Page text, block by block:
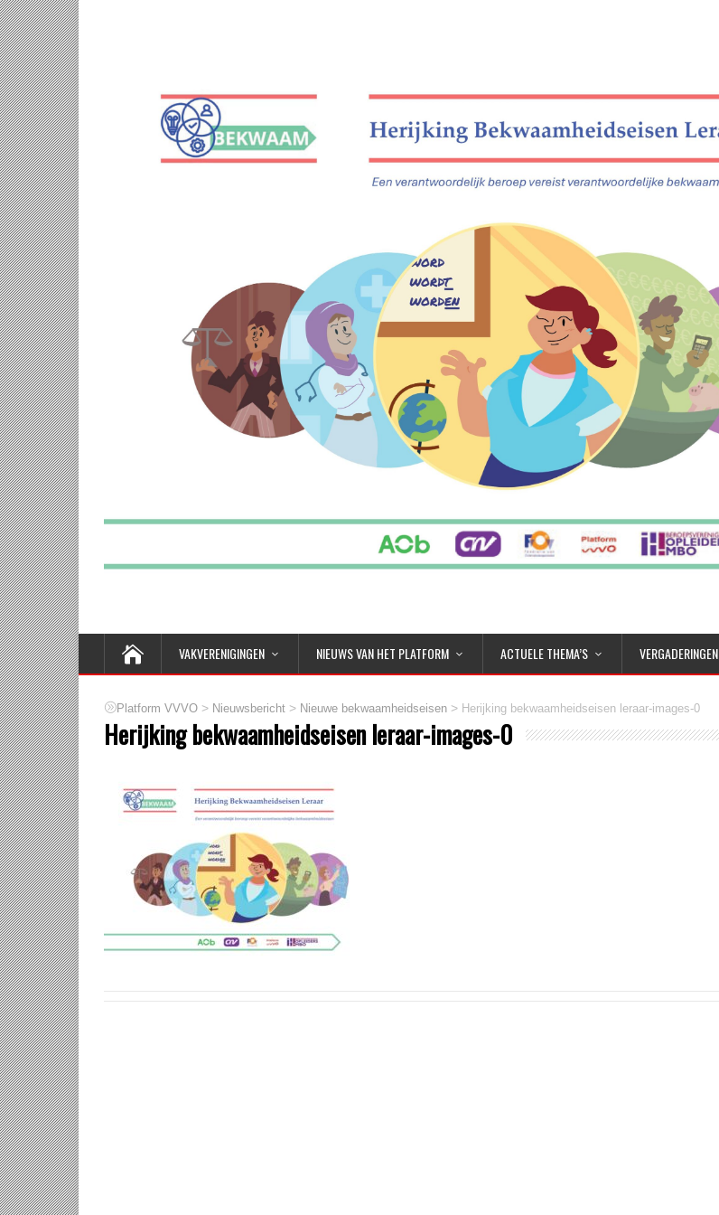
VAKVERENIGINGEN NIEUWS VAN HET PLATFORM ACTUELE THEMA’S VERGADERINGEN
Platform VVVO > Nieuwsbericht > Nieuwe bekwaamheidseisen > Herijking bekwaamheidseisen leraar-images-0
Herijking bekwaamheidseisen leraar-images-0